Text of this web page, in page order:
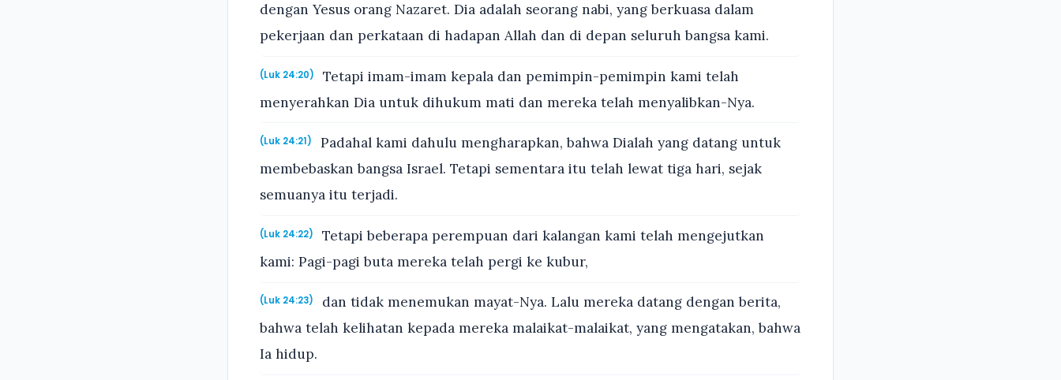
dengan Yesus orang Nazaret. Dia adalah seorang nabi, yang berkuasa dalam
pekerjaan dan perkataan di hadapan Allah dan di depan seluruh bangsa kami.
(Luk 24:20)
Tetapi imam-imam kepala dan pemimpin-pemimpin kami telah
menyerahkan Dia untuk dihukum mati dan mereka telah menyalibkan-Nya.
(Luk 24:21)
Padahal kami dahulu mengharapkan, bahwa Dialah yang datang untuk
membebaskan bangsa Israel. Tetapi sementara itu telah lewat tiga hari, sejak
semuanya itu terjadi.
(Luk 24:22)
Tetapi beberapa perempuan dari kalangan kami telah mengejutkan
kami: Pagi-pagi buta mereka telah pergi ke kubur,
(Luk 24:23)
dan tidak menemukan mayat-Nya. Lalu mereka datang dengan berita,
bahwa telah kelihatan kepada mereka malaikat-malaikat, yang mengatakan, bahwa
Ia hidup.